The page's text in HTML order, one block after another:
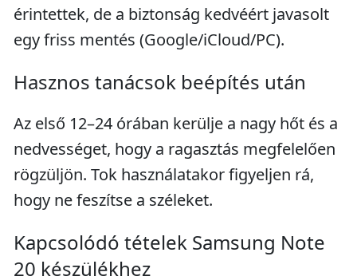
érintettek, de a biztonság kedvéért javasolt
egy friss mentés (Google/iCloud/PC).
Hasznos tanácsok beépítés után
Az első 12–24 órában kerülje a nagy hőt és a
nedvességet, hogy a ragasztás megfelelően
rögzüljön. Tok használatakor figyeljen rá,
hogy ne feszítse a széleket.
Kapcsolódó tételek Samsung Note
20 készülékhez